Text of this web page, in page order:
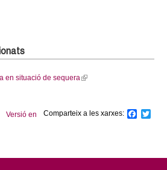
en situació de sequera(
n
Comparteix a les xarxes:
Versió en